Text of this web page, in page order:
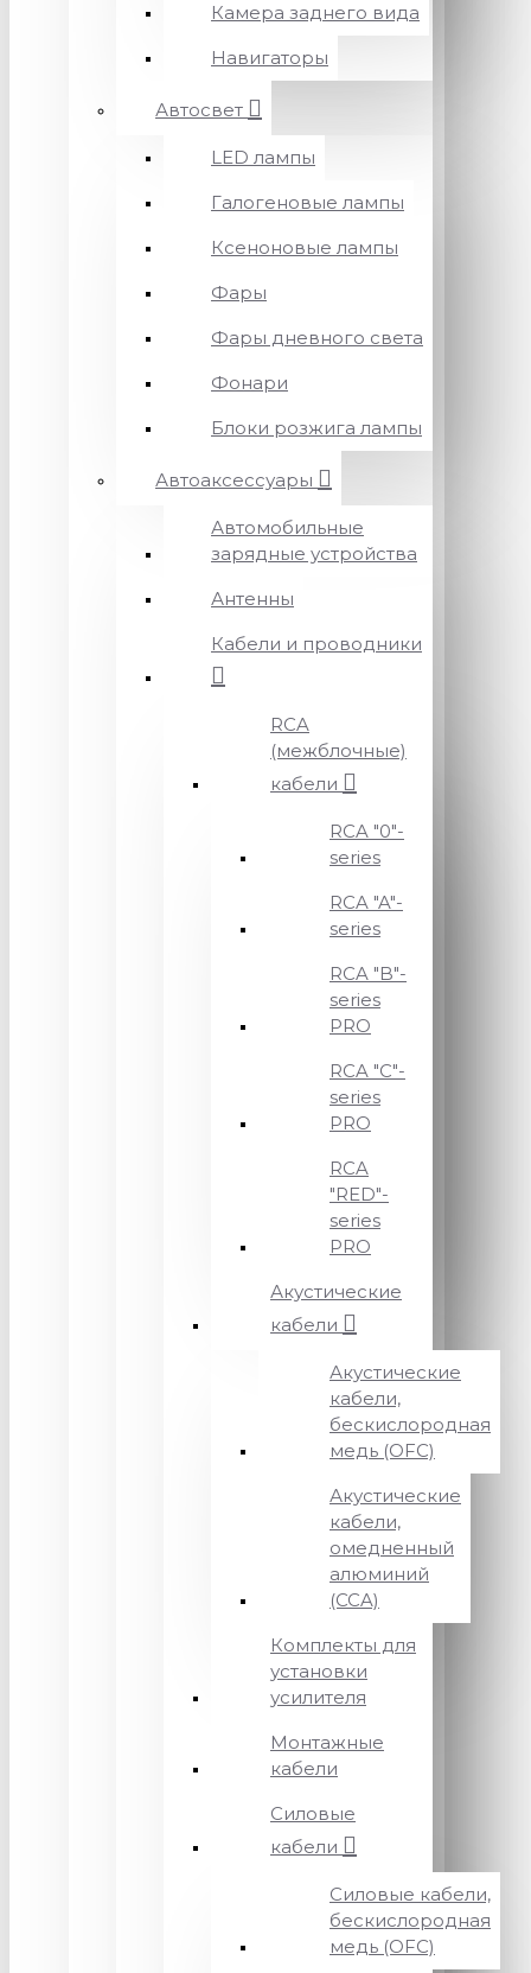
Камера заднего вида
Навигаторы
Автосвет
LED лампы
Галогеновые лампы
Ксеноновые лампы
Фары
Фары дневного света
Фонари
Блоки розжига лампы
Автоаксессуары
Автомобильные
зарядные устройства
Антенны
Кабели и проводники
RCA
(межблочные)
кабели
RCA "0"-
series
RCA "A"-
series
RCA "B"-
series
PRO
RCA "C"-
series
PRO
RCA
"RED"-
series
PRO
Акустические
кабели
Акустические
кабели,
бескислородная
медь (OFC)
Акустические
кабели,
омедненный
алюминий
(CCA)
Комплекты для
установки
усилителя
Монтажные
кабели
Силовые
кабели
Силовые кабели,
бескислородная
медь (OFC)